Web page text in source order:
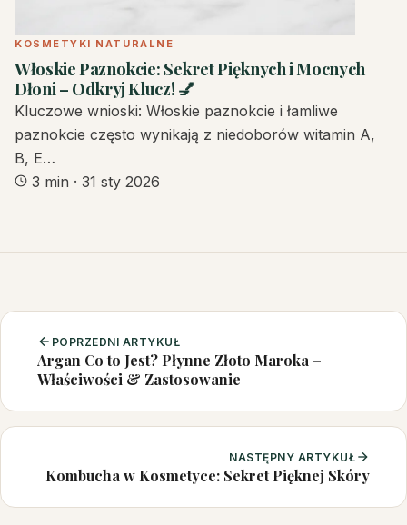
KOSMETYKI NATURALNE
Włoskie Paznokcie: Sekret Pięknych i Mocnych
Dłoni – Odkryj Klucz! 💅
Kluczowe wnioski: Włoskie paznokcie i łamliwe
paznokcie często wynikają z niedoborów witamin A,
B, E…
3 min · 31 sty 2026
POPRZEDNI ARTYKUŁ
Argan Co to Jest? Płynne Złoto Maroka –
Właściwości & Zastosowanie
NASTĘPNY ARTYKUŁ
Kombucha w Kosmetyce: Sekret Pięknej Skóry